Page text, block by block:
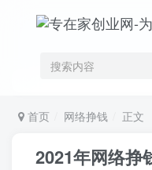
首页 网络挣钱 正文
2021年网络挣